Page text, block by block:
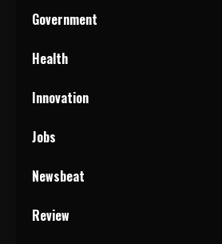
Government
Health
Innovation
Jobs
Newsbeat
Review